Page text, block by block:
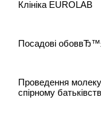
Клініка EUROLAB
Посадові
Проведення
спірному